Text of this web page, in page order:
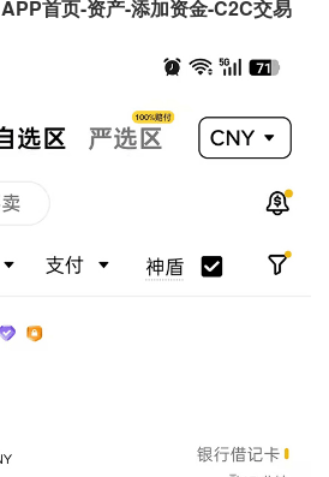
APP首页-资产-添加资金-C2C交易